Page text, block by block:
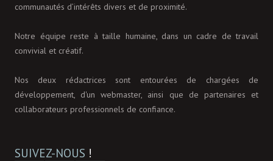
communautés d’intérêts divers et de proximité.
Notre équipe reste à taille humaine, dans un cadre de travail
convivial et créatif.
Nos deux rédactrices sont entourées de chargées de
développement, d'un webmaster, ainsi que de partenaires et
collaborateurs professionnels de confiance.
SUIVEZ-NOUS !